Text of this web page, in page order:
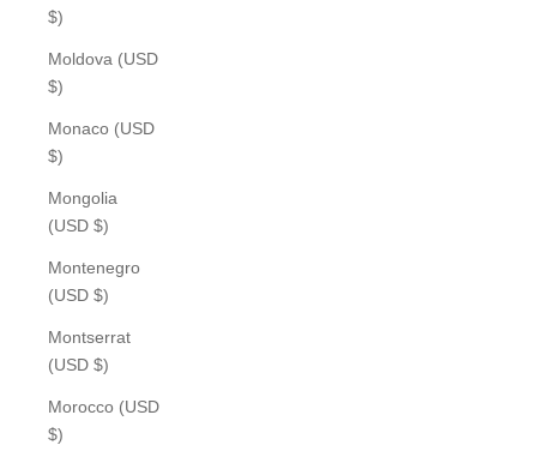
$)
Moldova (USD
$)
Monaco (USD
$)
Mongolia
(USD $)
Montenegro
(USD $)
Montserrat
(USD $)
Morocco (USD
$)